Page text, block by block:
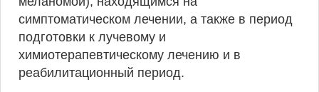
симптоматическом лечении, а также в период
подготовки к лучевому и
химиотерапевтическому лечению и в
реабилитационный период.